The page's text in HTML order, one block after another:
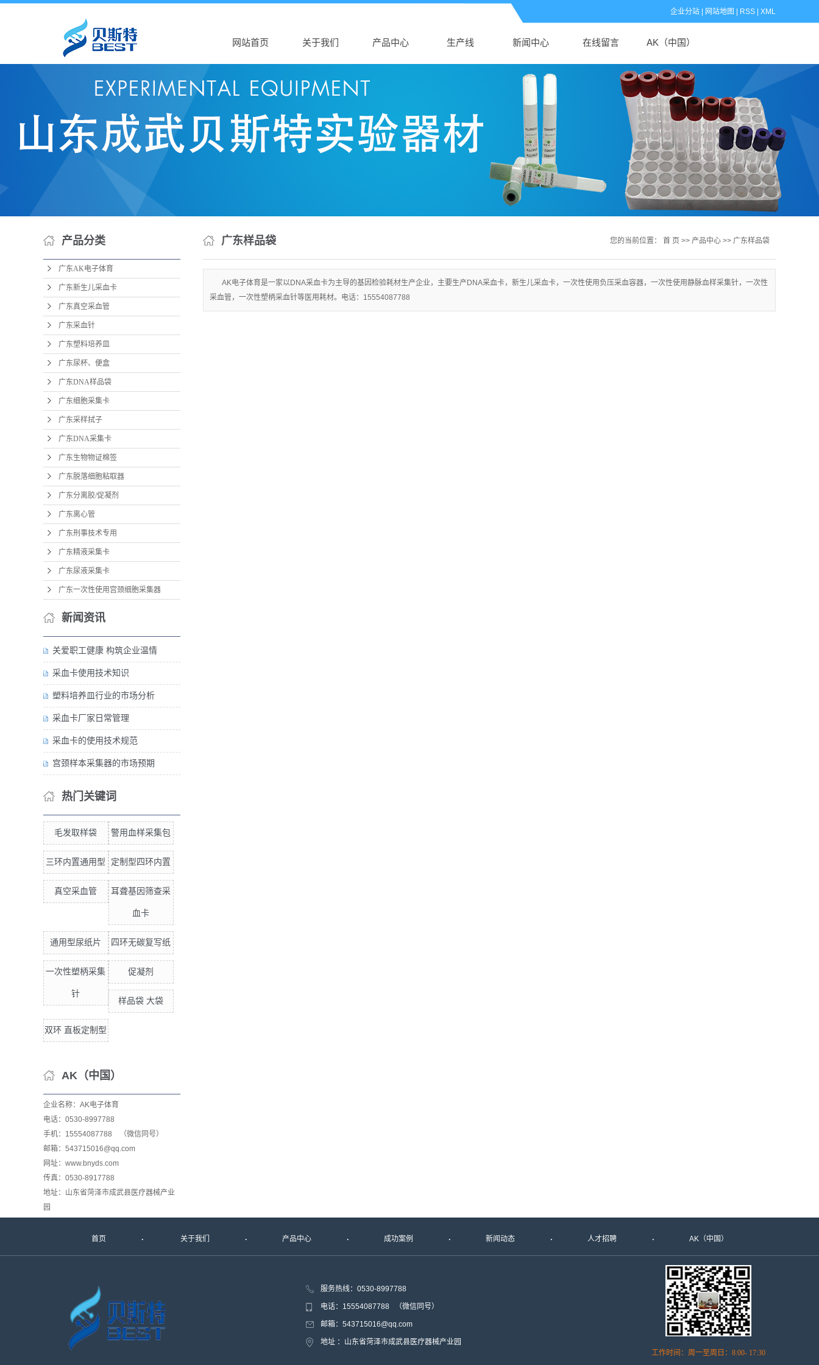
企业分站 网站地图 RSS XML
网站首页 关于我们
公司介绍
AK（中国）
产品中心
广东AK电子体育
广东采血针
广东DNA采集卡
广东生物物证棉
生产线
生产线
新闻中心
公司新闻
行业新闻
技术知识
在线留言 AK（中国）
产品分类
广东AK电子体育
广东新生儿采血卡
广东真空采血管
广东采血针
广东塑料培养皿
广东尿杯、便盒
广东DNA样品袋
广东细胞采集卡
广东采样拭子
广东DNA采集卡
广东生物物证棉签
广东脱落细胞粘取器
广东分离胶/促凝剂
广东离心管
广东刑事技术专用
广东精液采集卡
广东尿液采集卡
广东一次性使用宫颈细胞采集器
新闻资讯
关爱职工健康 构筑企业温情
采血卡使用技术知识
塑料培养皿行业的市场分析
采血卡厂家日常管理
采血卡的使用技术规范
宫颈样本采集器的市场预期
热门关键词
毛发取样袋 警用血样采集包
三环内置通用型 定制型四环内置
真空采血管 耳聋基因筛查采
血卡
通用型尿纸片 四环无碳复写纸
一次性塑柄采集
针
促凝剂
样品袋 大袋
双环 直板定制型
AK（中国）
企业名称：AK电子体育
电话：0530-8997788
手机：15554087788 （微信同号）
邮箱：543715016@qq.com
网址：www.bnyds.com
传真：0530-8917788
地址：山东省菏泽市成武县医疗器械产业
园
广东样品袋 您的当前位置： 首 页 >> 产品中心 >> 广东样品袋
AK电子体育是一家以DNA采血卡为主导的基因检验耗材生产企业，主要生产DNA采血卡，新生儿采血卡，一次性使用负压采血容器，一次性使用静脉血样采集针，一次性
采血管，一次性塑柄采血针等医用耗材。电话：15554087788
首页 关于我们 产品中心 成功案例 新闻动态 人才招聘 AK（中国）
服务热线：0530-8997788
电话：15554087788 （微信同号）
邮箱：543715016@qq.com
地址 ：山东省菏泽市成武县医疗器械产业园
工作时间：周一至周日：8:00- 17:30